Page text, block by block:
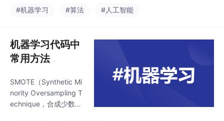
据分类规则，对新样本
KNN算法进行训练并且
像素的图片，有50行10
0列手写数字，其中每
个手写数字占20*20的
割，左侧50列作为训练
集，右侧50列作为测试
集。当模型建立好后也
#机器学习 #算法 #人工智能
机器学习代码中
常用方法
SMOTE（Synthetic Mi
nority Oversampling T
echnique，合成少数类